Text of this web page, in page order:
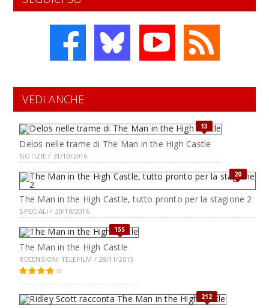
VEDI ANCHE
13
Delos nelle trame di The Man in the High Castle
NOTIZIE / 31/10/2016
20
The Man in the High Castle, tutto pronto per la stagione 2
SPECIALI / 30/10/2016
155
The Man in the High Castle
RECENSIONI TELEFILM / 28/11/2015
212